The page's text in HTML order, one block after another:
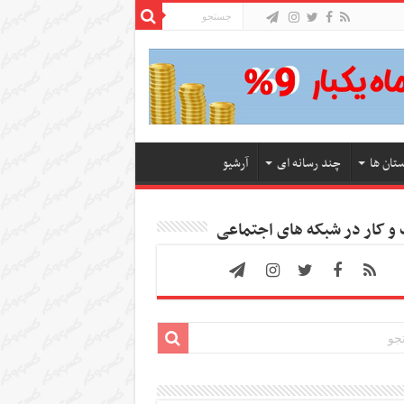
ها چند رسانه ای آرشیو
کار در شبکه های اجتماعی